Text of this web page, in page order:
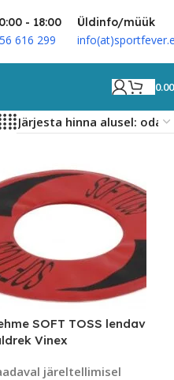
- 18:00
616 299
Üldinfo/müük
SOFT TOSS lendav
Vinex
järeltellimisel